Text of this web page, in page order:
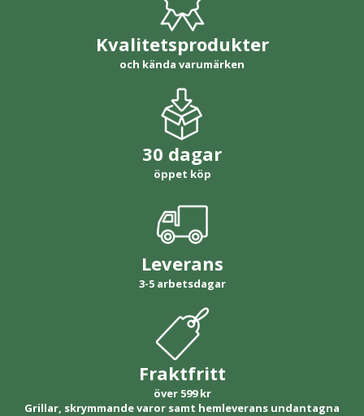
Kvalitetsprodukter
och kända varumärken
30 dagar
öppet köp
Leverans
3-5 arbetsdagar
Fraktfritt
över 599 kr
Grillar, skrymmande varor samt hemleverans undantagna